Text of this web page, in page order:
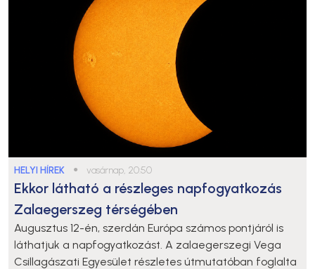
HELYI HÍREK ● vasárnap, 20:50
Ekkor látható a részleges napfogyatkozás
Zalaegerszeg térségében
Augusztus 12-én, szerdán Európa számos pontjáról is
láthatjuk a napfogyatkozást. A zalaegerszegi Vega
Csillagászati Egyesület részletes útmutatóban foglalta